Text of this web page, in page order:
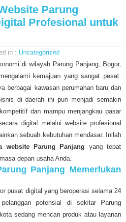
Parung
Profesional untuk
in : Uncategorized
di wilayah Parung Panjang, Bogor,
kemajuan yang sangat pesat.
berbagai kawasan perumahan baru dan
di daerah ini pun menjadi semakin
dan mampu menjangkau pasar
digital melalui website profesional
sebuah kebutuhan mendasar. Inilah
website Parung Panjang yang tepat
depan usaha Anda.
Panjang Memerlukan
pusat digital yang beroperasi selama 24
potensial di sekitar Parung
sedang mencari produk atau layanan